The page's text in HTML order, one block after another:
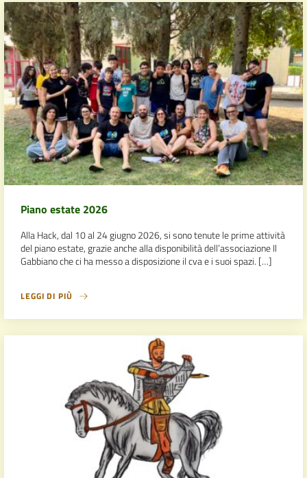
Piano estate 2026
Alla Hack, dal 10 al 24 giugno 2026, si sono tenute le prime attività
del piano estate, grazie anche alla disponibilità dell’associazione Il
Gabbiano che ci ha messo a disposizione il cva e i suoi spazi. […]
LEGGI DI PIÙ